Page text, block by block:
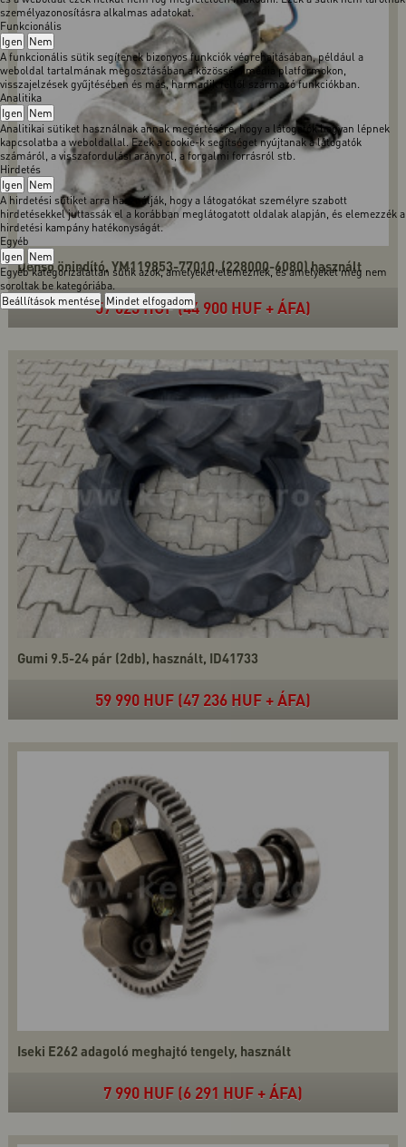
személyazonosításra alkalmas adatokat.
Funkcionális
Igen Nem
A funkcionális sütik segítenek bizonyos funkciók végrehajtásában, például a
weboldal tartalmának megosztásában a közösségi média platformokon,
visszajelzések gyűjtésében és más, harmadik féltől származó funkciókban.
Analitika
Igen Nem
Analitikai sütiket használnak annak megértésére, hogy a látogatók hogyan lépnek
kapcsolatba a weboldallal. Ezek a cookie-k segítséget nyújtanak a látogatók
számáról, a visszafordulási arányról, a forgalmi forrásról stb.
Hirdetés
Igen Nem
A hirdetési sütiket arra használják, hogy a látogatókat személyre szabott
hirdetésekkel juttassák el a korábban meglátogatott oldalak alapján, és elemezzék a
hirdetési kampány hatékonyságát.
Egyéb
Igen Nem
Egyéb kategorizálatlan sütik azok, amelyeket elemeznek, és amelyeket még nem
soroltak be kategóriába.
Beállítások mentése Mindet elfogadom
Denso önindító, YM119853-77010, (228000-6080) használt
57 023 HUF (44 900 HUF + ÁFA)
Gumi 9.5-24 pár (2db), használt, ID41733
59 990 HUF (47 236 HUF + ÁFA)
Iseki E262 adagoló meghajtó tengely, használt
7 990 HUF (6 291 HUF + ÁFA)